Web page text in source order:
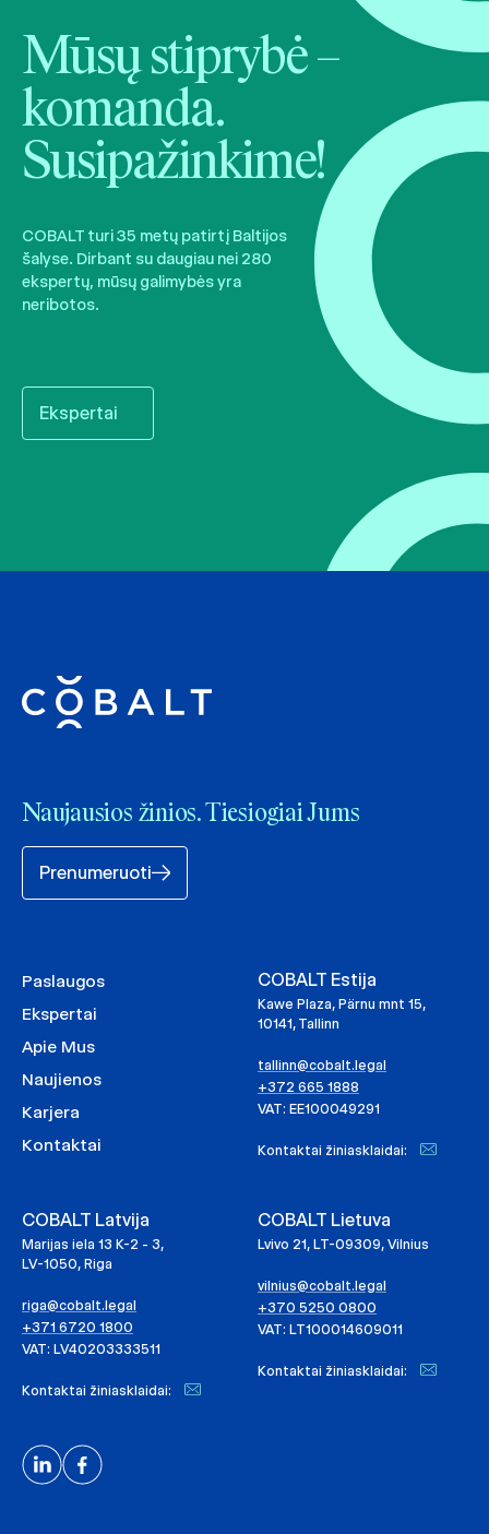
Mūsų stiprybė –
komanda.
Susipažinkime!
COBALT turi 35 metų patirtį Baltijos
šalyse. Dirbant su daugiau nei 280
ekspertų, mūsų galimybės yra
neribotos.
Ekspertai
Naujausios žinios. Tiesiogiai Jums
Prenumeruoti
Paslaugos
Ekspertai
Apie Mus
Naujienos
Karjera
Kontaktai
COBALT Estija
Kawe Plaza, Pärnu mnt 15,
10141, Tallinn
tallinn@cobalt.legal
+372 665 1888
VAT: EE100049291
Kontaktai žiniasklaidai:
COBALT Latvija
Marijas iela 13 K-2 - 3,
LV-1050, Riga
riga@cobalt.legal
+371 6720 1800
VAT: LV40203333511
Kontaktai žiniasklaidai:
COBALT Lietuva
Lvivo 21, LT-09309, Vilnius
vilnius@cobalt.legal
+370 5250 0800
VAT: LT100014609011
Kontaktai žiniasklaidai: